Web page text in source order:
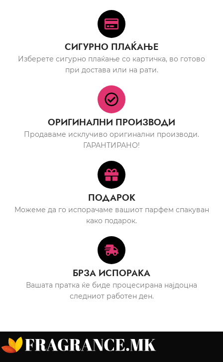
СИГУРНО ПЛАЌАЊЕ
Изберете сигурно плаќање со картичка, во готово
при достава или на рати.
ОРИГИНАЛНИ ПРОИЗВОДИ
Продаваме исклучиво оригинални производи.
ГАРАНТИРАНО!
ПОДАРОК
Можеме да го испорачаме вашиот парфем спакуван
како подарок.
БРЗА ИСПОРАКА
Вашата пратка ќе биде процесирана најдоцна
следниот работен ден.